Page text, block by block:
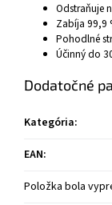
Odstraňuje
Zabíja 99,9
Pohodlné
Účinný do
Dodatočné
Kategória:
EAN:
Položka bola